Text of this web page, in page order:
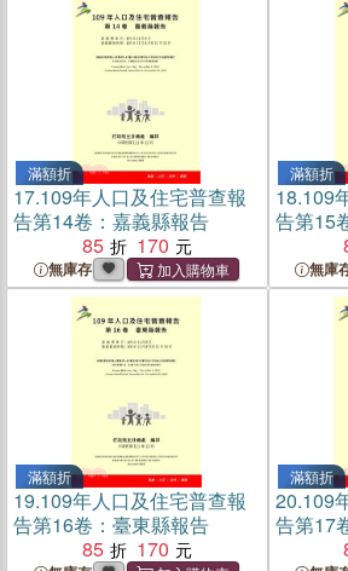
滿額折
17.109年人口及住宅普查報
告第14卷：嘉義縣報告
85
170
無庫存
滿額折
18.109
告第15
無庫
滿額折
19.109年人口及住宅普查報
告第16卷：臺東縣報告
85
170
滿額折
20.109
告第17